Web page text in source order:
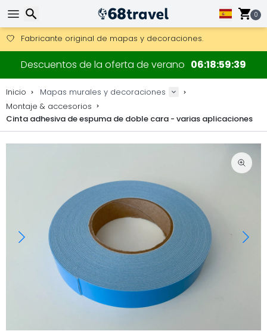
0
Envío DHL 1 día disponible.
30 días para devoluciones, 90 días para mapas de madera
Fabricante original de mapas y decoraciones.
Descuentos de la oferta de verano 06 18 59 39
Inicio
Mapas murales y decoraciones
Montaje & accesorios
Cinta adhesiva de espuma de doble cara - varias aplicaciones
Buscar
Buscar